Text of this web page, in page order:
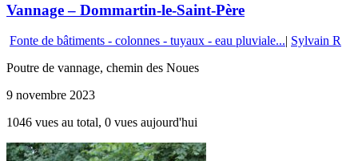
Vannage – Dommartin-le-Saint-Père
Fonte de bâtiments - colonnes - tuyaux - eau pluviale...| Sylvain R
Poutre de vannage, chemin des Noues
9 novembre 2023
1046 vues au total, 0 vues aujourd'hui